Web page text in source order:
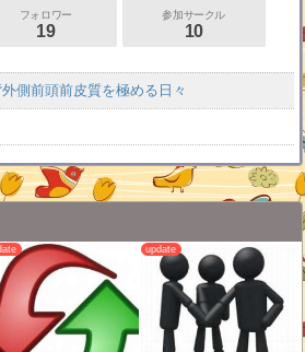
フォロワー
19
参加サークル
10
側前頭前皮質を極める日々